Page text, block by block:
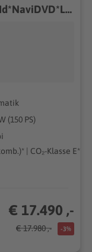
Audi A3 Sportb. 35 TFSI S-Line 1.Hd*NaviDVD*LED*AHK*
(150 PS)
| CO₂-Klasse E*
€ 17.490 ,-
€ 17.980 ,- -3%